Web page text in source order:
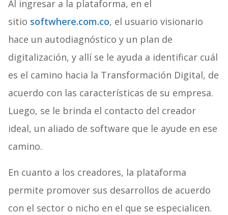
Al ingresar a la plataforma, en el
sitio softwhere.com.co, el usuario visionario
hace un autodiagnóstico y un plan de
digitalización, y allí se le ayuda a identificar cuál
es el camino hacia la Transformación Digital, de
acuerdo con las características de su empresa.
Luego, se le brinda el contacto del creador
ideal, un aliado de software que le ayude en ese
camino.
En cuanto a los creadores, la plataforma
permite promover sus desarrollos de acuerdo
con el sector o nicho en el que se especialicen.